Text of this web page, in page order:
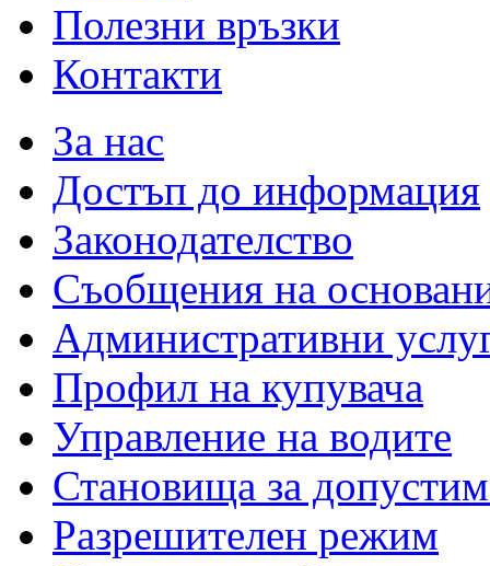
Полезни връзки
Контакти
За нас
Достъп до информация
Законодателство
Съобщения на
Административни
Профил на купувача
Управление на водите
Становища за
Разрешителен режим